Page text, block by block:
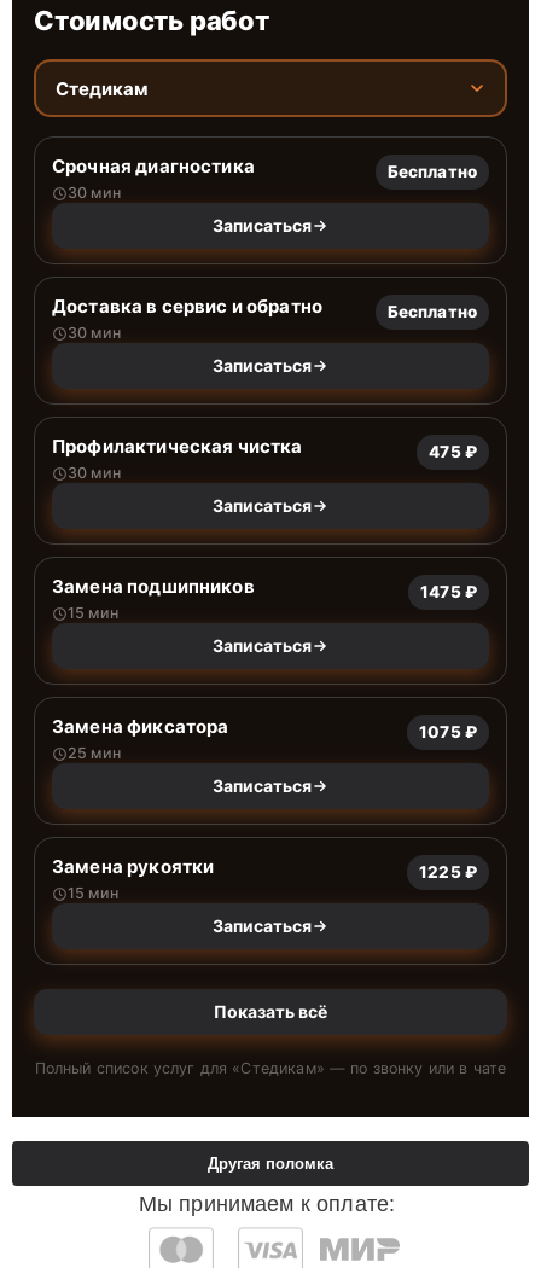
Стоимость работ
Стедикам
Срочная диагностика
30 мин
Бесплатно
Записаться
Доставка в сервис и обратно
30 мин
Бесплатно
Записаться
Профилактическая чистка
30 мин
475 ₽
Записаться
Замена подшипников
15 мин
1475 ₽
Записаться
Замена фиксатора
25 мин
1075 ₽
Записаться
Замена рукоятки
15 мин
1225 ₽
Записаться
Показать всё
Полный список услуг для «Стедикам» — по звонку или в чате
Мы принимаем к оплате:
Другая поломка